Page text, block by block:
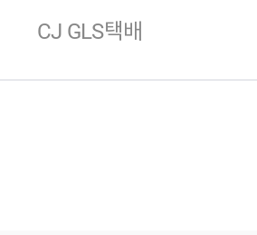
CJ GLS택배